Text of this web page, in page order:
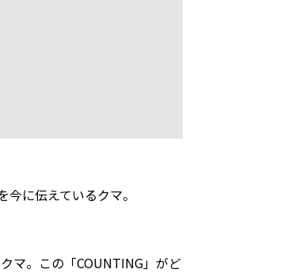
に伝えているクマ。
マ。この「COUNTING」がど